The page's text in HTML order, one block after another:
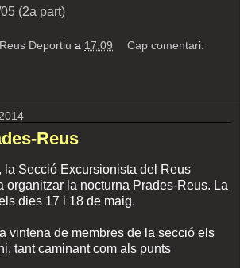
(2a part)
Deportiu a 17:09 Cap comentari:
Reus
la Secció Excursionista del Reus
organitzar la nocturna Prades-Reus. La
dies 17 i 18 de maig.
vintena de membres de la secció els
tant caminant com als punts